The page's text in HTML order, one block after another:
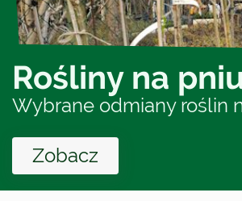
Rośliny na
Wybrane odmiany roślin
Zobacz